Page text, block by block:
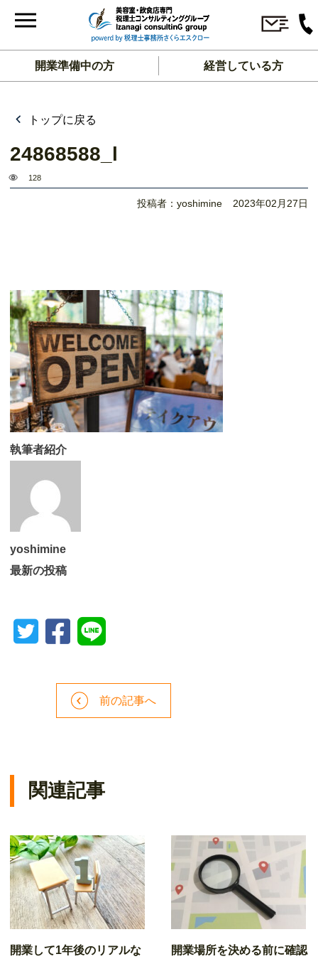
開業準備中の方 経営している方
トップに戻る
24868588_l
128
投稿者：yoshimine 2023年02月27日
執筆者紹介
yoshimine
最新の投稿
前の記事へ
関連記事
開業して1年後のリアルな
開業場所を決める前に確認